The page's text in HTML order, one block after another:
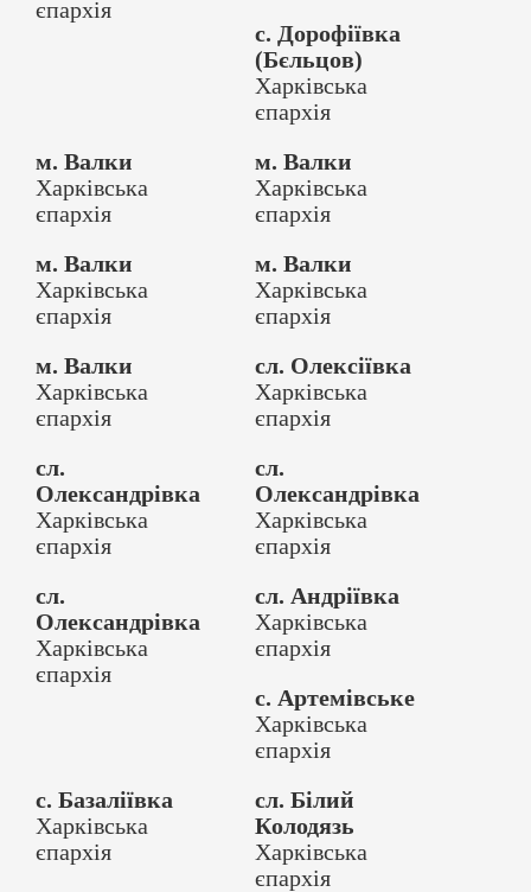
єпархія
с. Дорофіївка
(Бєльцов)
Харківська
єпархія
м. Валки
Харківська
єпархія
м. Валки
Харківська
єпархія
м. Валки
Харківська
єпархія
м. Валки
Харківська
єпархія
м. Валки
Харківська
єпархія
сл. Олексіївка
Харківська
єпархія
сл.
Олександрівка
Харківська
єпархія
сл.
Олександрівка
Харківська
єпархія
сл.
Олександрівка
Харківська
єпархія
сл. Андріївка
Харківська
єпархія
с. Артемівське
Харківська
єпархія
с. Базаліївка
Харківська
єпархія
сл. Білий
Колодязь
Харківська
єпархія